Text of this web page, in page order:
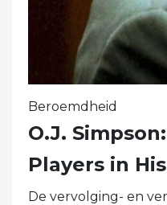
Beroemdheid
O.J.
Players in
De vervolging- en